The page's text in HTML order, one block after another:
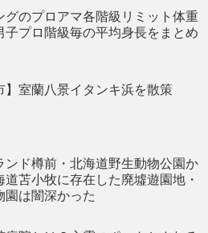
グのプロアマ各階級リミット体重
子プロ階級毎の平均身長をまとめ
】室蘭八景イタンキ浜を散策
ンド樽前・北海道野生動物公園か
道苫小牧に存在した廃墟遊園地・
園は闇深かった